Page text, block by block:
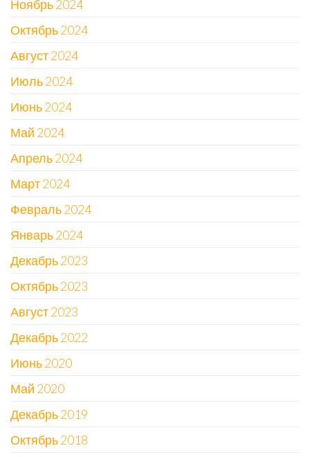
Ноябрь 2024
Октябрь 2024
Август 2024
Июль 2024
Июнь 2024
Май 2024
Апрель 2024
Март 2024
Февраль 2024
Январь 2024
Декабрь 2023
Октябрь 2023
Август 2023
Декабрь 2022
Июнь 2020
Май 2020
Декабрь 2019
Октябрь 2018